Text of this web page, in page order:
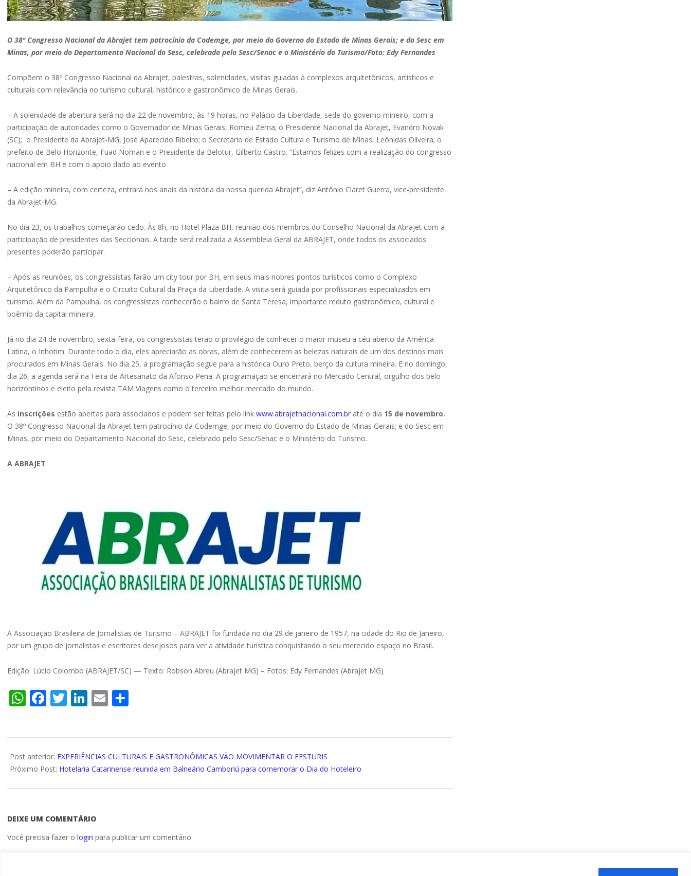
O 38º Congresso Nacional da Abrajet tem patrocínio da Codemge, por meio do Governo do Estado de Minas Gerais; e do Sesc em
Minas, por meio do Departamento Nacional do Sesc, celebrado pelo Sesc/Senac e o Ministério do Turismo/Foto: Edy Fernandes
Compõem o 38º Congresso Nacional da Abrajet, palestras, solenidades, visitas guiadas à complexos arquitetônicos, artísticos e
culturais com relevância no turismo cultural, histórico e gastronômico de Minas Gerais.
– A solenidade de abertura será no dia 22 de novembro, às 19 horas, no Palácio da Liberdade, sede do governo mineiro, com a
participação de autoridades como o Governador de Minas Gerais, Romeu Zema; o Presidente Nacional da Abrajet, Evandro Novak
(SC); o Presidente da Abrajet-MG, José Aparecido Ribeiro; o Secretário de Estado Cultura e Turismo de Minas, Leônidas Oliveira; o
prefeito de Belo Horizonte, Fuad Noman e o Presidente da Belotur, Gilberto Castro. “Estamos felizes com a realização do congresso
nacional em BH e com o apoio dado ao evento.
– A edição mineira, com certeza, entrará nos anais da história da nossa querida Abrajet”, diz Antônio Claret Guerra, vice-presidente
da Abrajet-MG.
No dia 23, os trabalhos começarão cedo. Às 8h, no Hotel Plaza BH, reunião dos membros do Conselho Nacional da Abrajet com a
participação de presidentes das Seccionais. A tarde será realizada a Assembleia Geral da ABRAJET, onde todos os associados
presentes poderão participar.
– Após as reuniões, os congressistas farão um city tour por BH, em seus mais nobres pontos turísticos como o Complexo
Arquitetônico da Pampulha e o Circuito Cultural da Praça da Liberdade. A visita será guiada por profissionais especializados em
turismo. Além da Pampulha, os congressistas conhecerão o bairro de Santa Teresa, importante reduto gastronômico, cultural e
boêmio da capital mineira.
Já no dia 24 de novembro, sexta-feira, os congressistas terão o provilégio de conhecer o maior museu a céu aberto da América
Latina, o Inhotim. Durante todo o dia, eles apreciarão as obras, além de conhecerem as belezas naturais de um dos destinos mais
procurados em Minas Gerais. No dia 25, a programação segue para a histórica Ouro Preto, berço da cultura mineira. E no domingo,
dia 26, a agenda será na Feira de Artesanato da Afonso Pena. A programação se encerrará no Mercado Central, orgulho dos belo
horizontinos e eleito pela revista TAM Viagens como o terceiro melhor mercado do mundo.
As inscrições estão abertas para associados e podem ser feitas pelo link www.abrajetnacional.com.br até o dia 15 de novembro.
O 38º Congresso Nacional da Abrajet tem patrocínio da Codemge, por meio do Governo do Estado de Minas Gerais; e do Sesc em
Minas, por meio do Departamento Nacional do Sesc, celebrado pelo Sesc/Senac e o Ministério do Turismo.
A ABRAJET
A Associação Brasileira de Jornalistas de Turismo – ABRAJET foi fundada no dia 29 de janeiro de 1957, na cidade do Rio de Janeiro,
por um grupo de jornalistas e escritores desejosos para ver a atividade turística conquistando o seu merecido espaço no Brasil.
Edição: Lúcio Colombo (ABRAJET/SC) — Texto: Robson Abreu (Abrajet MG) – Fotos: Edy Fernandes (Abrajet MG)
WhatsApp
Facebook
Twitter
LinkedIn
Email
11-
10
Post anterior: EXPERIÊNCIAS CULTURAIS E GASTRONÔMICAS VÃO MOVIMENTAR O FESTURIS
Próximo Post: Hotelaria Catarinense reunida em Balneário Camboriú para comemorar o Dia do Hoteleiro
DEIXE UM COMENTÁRIO
Você precisa fazer o login para publicar um comentário.